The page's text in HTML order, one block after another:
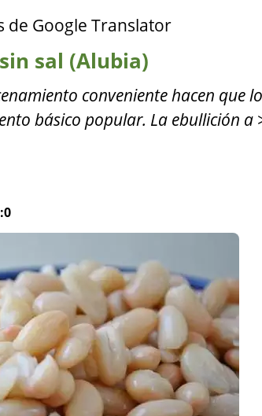
de Google Translator
sal (Alubia)
conveniente hacen que
básico popular. La ebullición a